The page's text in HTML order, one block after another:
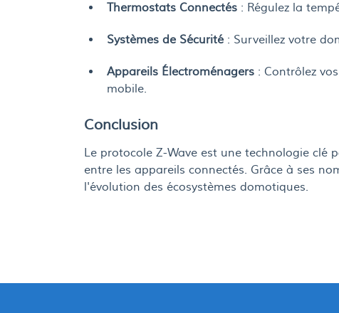
Thermostats Connectés : Régulez la
Systèmes de Sécurité : Surveillez votre
Appareils Électroménagers : Contrôlez
mobile.
Conclusion
Le protocole Z-Wave est une technologie clé
entre les appareils connectés. Grâce à ses
l'évolution des écosystèmes domotiques.